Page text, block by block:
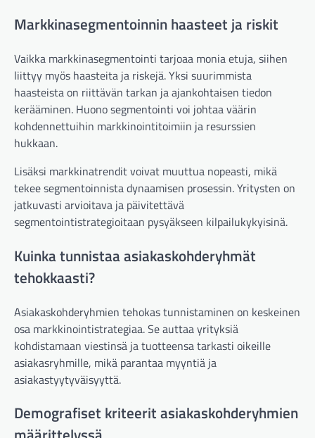
Markkinasegmentoinnin haasteet ja riskit
Vaikka markkinasegmentointi tarjoaa monia etuja, siihen
liittyy myös haasteita ja riskejä. Yksi suurimmista
haasteista on riittävän tarkan ja ajankohtaisen tiedon
kerääminen. Huono segmentointi voi johtaa väärin
kohdennettuihin markkinointitoimiin ja resurssien
hukkaan.
Lisäksi markkinatrendit voivat muuttua nopeasti, mikä
tekee segmentoinnista dynaamisen prosessin. Yritysten on
jatkuvasti arvioitava ja päivitettävä
segmentointistrategioitaan pysyäkseen kilpailukykyisinä.
Kuinka tunnistaa asiakaskohderyhmät
tehokkaasti?
Asiakaskohderyhmien tehokas tunnistaminen on keskeinen
osa markkinointistrategiaa. Se auttaa yrityksiä
kohdistamaan viestinsä ja tuotteensa tarkasti oikeille
asiakasryhmille, mikä parantaa myyntiä ja
asiakastyytyväisyyttä.
Demografiset kriteerit asiakaskohderyhmien